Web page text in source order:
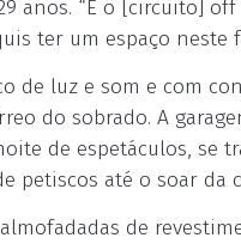
anos. “É o [circuito]
ter um espaço neste
de luz e som e com
do sobrado. A
de espetáculos, se
petiscos até o soar
de